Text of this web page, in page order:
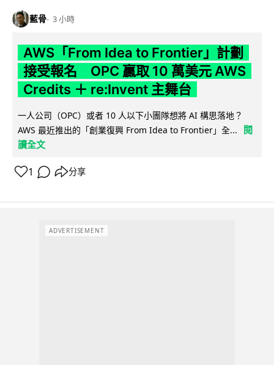
藍骨 3 小時
AWS「From Idea to Frontier」計劃
接受報名 OPC 贏取 10 萬美元 AWS
Credits ＋ re:Invent 主舞台
一人公司（OPC）或者 10 人以下小團隊想將 AI 構思落地？
AWS 最近推出的「創業復興 From Idea to Frontier」全...
閱
讀全文
1 分享
ADVERTISEMENT